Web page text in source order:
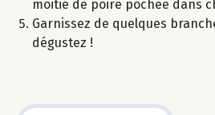
moitié de poire pochée dans
Garnissez de quelques
dégustez !​